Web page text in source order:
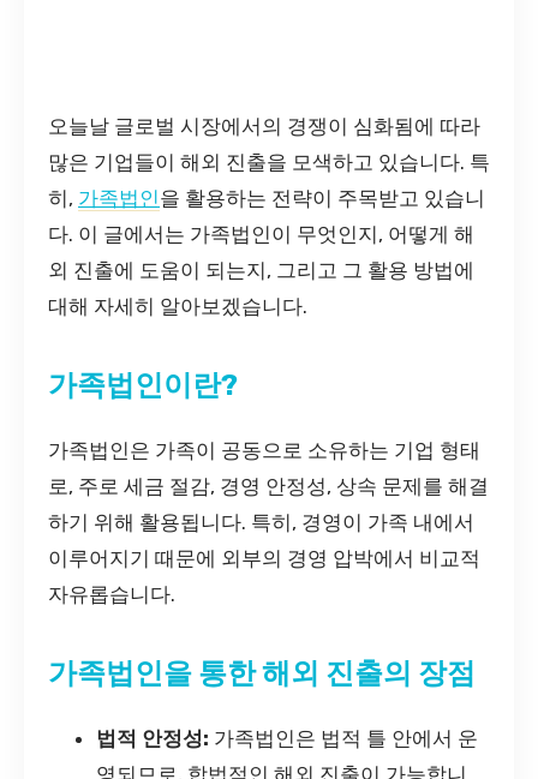
오늘날 글로벌 시장에서의 경쟁이 심화됨에 따라
많은 기업들이 해외 진출을 모색하고 있습니다. 특
히, 가족법인을 활용하는 전략이 주목받고 있습니
다. 이 글에서는 가족법인이 무엇인지, 어떻게 해
외 진출에 도움이 되는지, 그리고 그 활용 방법에
대해 자세히 알아보겠습니다.
가족법인이란?
가족법인은 가족이 공동으로 소유하는 기업 형태
로, 주로 세금 절감, 경영 안정성, 상속 문제를 해결
하기 위해 활용됩니다. 특히, 경영이 가족 내에서
이루어지기 때문에 외부의 경영 압박에서 비교적
자유롭습니다.
가족법인을 통한 해외 진출의 장점
법적 안정성: 가족법인은 법적 틀 안에서 운
영되므로, 합법적인 해외 진출이 가능합니